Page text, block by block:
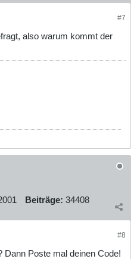
#7
also warum kommt der
Beiträge: 34408
#8
Dann Poste mal deinen Code!